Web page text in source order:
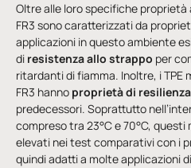
Oltre alle loro specifiche proprietà
FR3 sono caratterizzati da
applicazioni in questo ambiente
di resistenza allo strappo per
ritardanti di fiamma. Inoltre, i TPE
FR3 hanno proprietà di
predecessori. Soprattutto
compreso tra 23°C e 70°C,
elevati nei test comparativi con i
quindi adatti a molte applicazioni